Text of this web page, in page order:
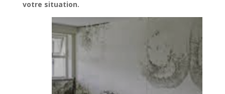
votre situation.